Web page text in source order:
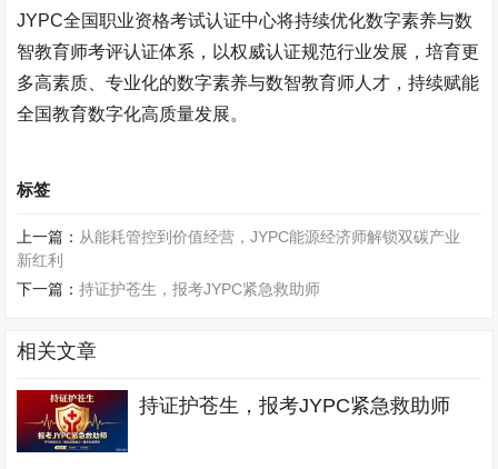
JYPC全国职业资格考试认证中心将持续优化数字素养与数
智教育师考评认证体系，以权威认证规范行业发展，培育更
多高素质、专业化的数字素养与数智教育师人才，持续赋能
全国教育数字化高质量发展。
标签
上一篇： 从能耗管控到价值经营，JYPC能源经济师解锁双碳产业
新红利
下一篇：持证护苍生，报考JYPC紧急救助师
相关文章
持证护苍生，报考JYPC紧急救助师